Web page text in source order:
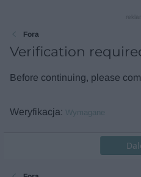
Fora
Verification
Before continuing, please
Weryfikacja Wymagane